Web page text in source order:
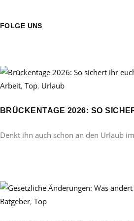
FOLGE UNS
Arbeit, Top, Urlaub
BRÜCKENTAGE 2026: SO
Denkt ihn auch schon an den Urlaub
Ratgeber, Top